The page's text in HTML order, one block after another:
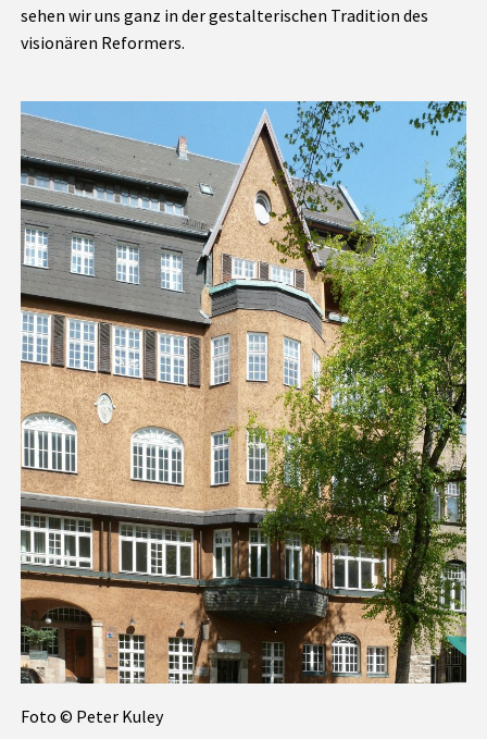
sehen wir uns ganz in der gestalterischen Tradition des
visionären Reformers.
Foto © Peter Kuley